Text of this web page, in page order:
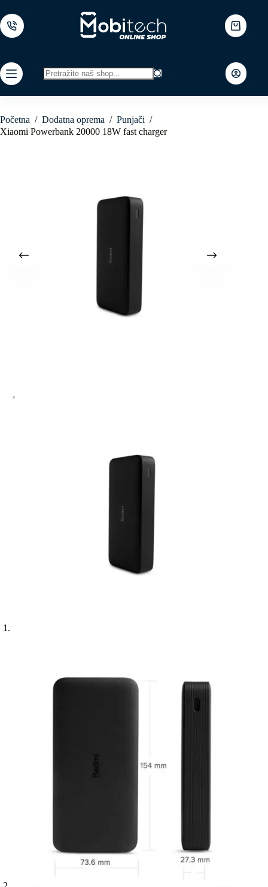
to
content
Shopping
cart
results
Početna / Dodatna oprema / Punjači /
Xiaomi Powerbank 20000 18W fast charger